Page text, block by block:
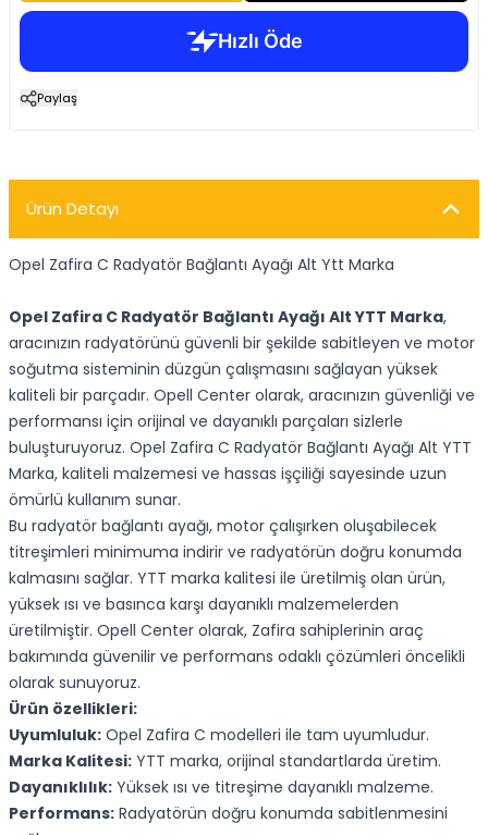
Paylaş
Ürün Detayı
Opel Zafira C Radyatör Bağlantı Ayağı Alt Ytt Marka
Opel Zafira C Radyatör Bağlantı Ayağı Alt YTT Marka,
aracınızın radyatörünü güvenli bir şekilde sabitleyen ve motor
soğutma sisteminin düzgün çalışmasını sağlayan yüksek
kaliteli bir parçadır. Opell Center olarak, aracınızın güvenliği ve
performansı için orijinal ve dayanıklı parçaları sizlerle
buluşturuyoruz. Opel Zafira C Radyatör Bağlantı Ayağı Alt YTT
Marka, kaliteli malzemesi ve hassas işçiliği sayesinde uzun
ömürlü kullanım sunar.
Bu radyatör bağlantı ayağı, motor çalışırken oluşabilecek
titreşimleri minimuma indirir ve radyatörün doğru konumda
kalmasını sağlar. YTT marka kalitesi ile üretilmiş olan ürün,
yüksek ısı ve basınca karşı dayanıklı malzemelerden
üretilmiştir. Opell Center olarak, Zafira sahiplerinin araç
bakımında güvenilir ve performans odaklı çözümleri öncelikli
olarak sunuyoruz.
Ürün özellikleri:
Uyumluluk: Opel Zafira C modelleri ile tam uyumludur.
Marka Kalitesi: YTT marka, orijinal standartlarda üretim.
Dayanıklılık: Yüksek ısı ve titreşime dayanıklı malzeme.
Performans: Radyatörün doğru konumda sabitlenmesini